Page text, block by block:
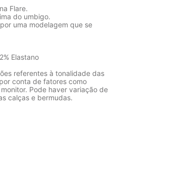
Flare.
do umbigo.
uma modelagem que se
Elastano
referentes à tonalidade das
conta de fatores como
Pode haver variação de
calças e bermudas.